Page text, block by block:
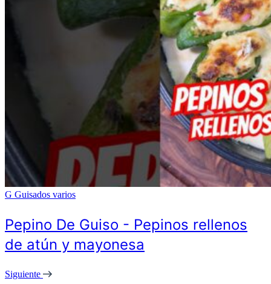
G Guisados varios
Pepino De Guiso - Pepinos rellenos
de atún y mayonesa
Siguiente